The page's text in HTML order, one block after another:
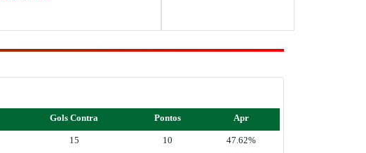
Gols Contra Pontos Apr
15 10
47.62%